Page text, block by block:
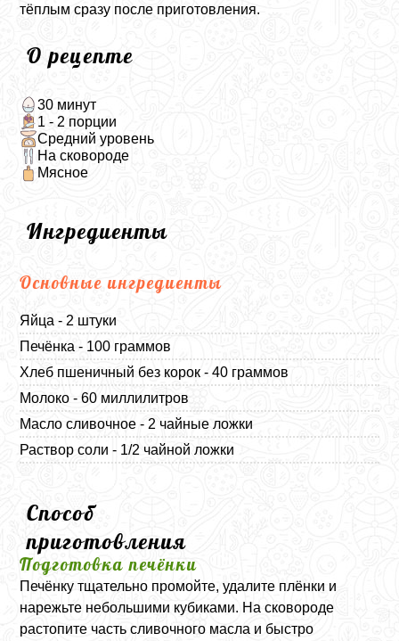
тёплым сразу после приготовления.
О рецепте
30 минут
1 - 2 порции
Средний уровень
На сковороде
Мясное
Ингредиенты
Основные ингредиенты
Яйца - 2 штуки
Печёнка - 100 граммов
Хлеб пшеничный без корок - 40 граммов
Молоко - 60 миллилитров
Масло сливочное - 2 чайные ложки
Раствор соли - 1/2 чайной ложки
Способ
приготовления
Подготовка печёнки
Печёнку тщательно промойте, удалите плёнки и
нарежьте небольшими кубиками. На сковороде
растопите часть сливочного масла и быстро